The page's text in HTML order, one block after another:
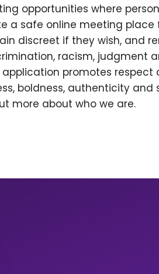
opportunities where
a safe online meeting place
discreet if they wish, and
racism, judgment
promotes respect
boldness, authenticity and
more about who we are.